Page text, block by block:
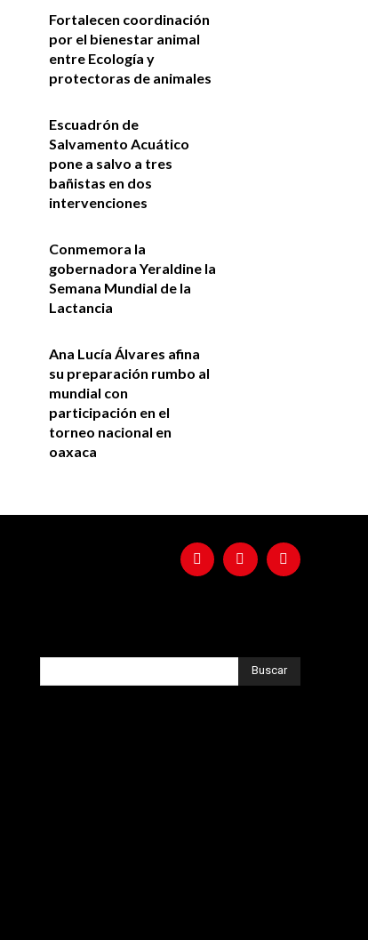
Fortalecen coordinación
por el bienestar animal
entre Ecología y
protectoras de animales
Escuadrón de
Salvamento Acuático
pone a salvo a tres
bañistas en dos
intervenciones
Conmemora la
gobernadora Yeraldine la
Semana Mundial de la
Lactancia
Ana Lucía Álvares afina
su preparación rumbo al
mundial con
participación en el
torneo nacional en
oaxaca
Buscar